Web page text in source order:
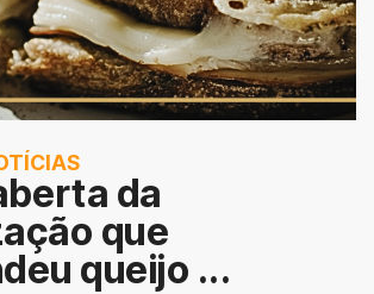
da
que
queijo ...